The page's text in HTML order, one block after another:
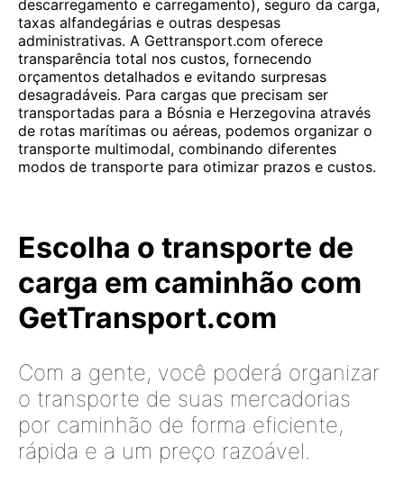
descarregamento e carregamento), seguro da carga,
taxas alfandegárias e outras despesas
administrativas. A Gettransport.com oferece
transparência total nos custos, fornecendo
orçamentos detalhados e evitando surpresas
desagradáveis. Para cargas que precisam ser
transportadas para a Bósnia e Herzegovina através
de rotas marítimas ou aéreas, podemos organizar o
transporte multimodal, combinando diferentes
modos de transporte para otimizar prazos e custos.
Escolha o transporte de
carga em caminhão com
GetTransport.com
Com a gente, você poderá organizar
o transporte de suas mercadorias
por caminhão de forma eficiente,
rápida e a um preço razoável.